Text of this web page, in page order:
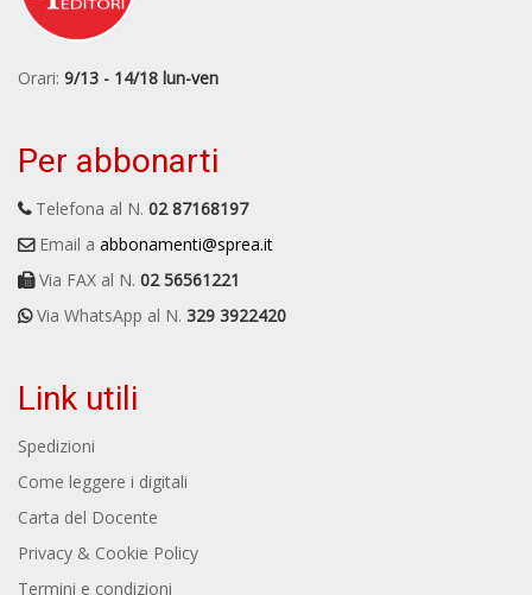
Orari: 9/13 - 14/18 lun-ven
Per abbonarti
Telefona al N. 02 87168197
Email a abbonamenti@sprea.it
Via FAX al N. 02 56561221
Via WhatsApp al N. 329 3922420
Link utili
Spedizioni
Come leggere i digitali
Carta del Docente
Privacy & Cookie Policy
Termini e condizioni